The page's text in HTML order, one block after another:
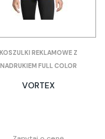
KOSZULKI REKLAMOWE Z
NADRUKIEM FULL COLOR
VORTEX